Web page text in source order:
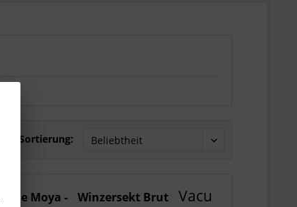
Sortierung:
De Moya - Winzersekt Brut
Vacu